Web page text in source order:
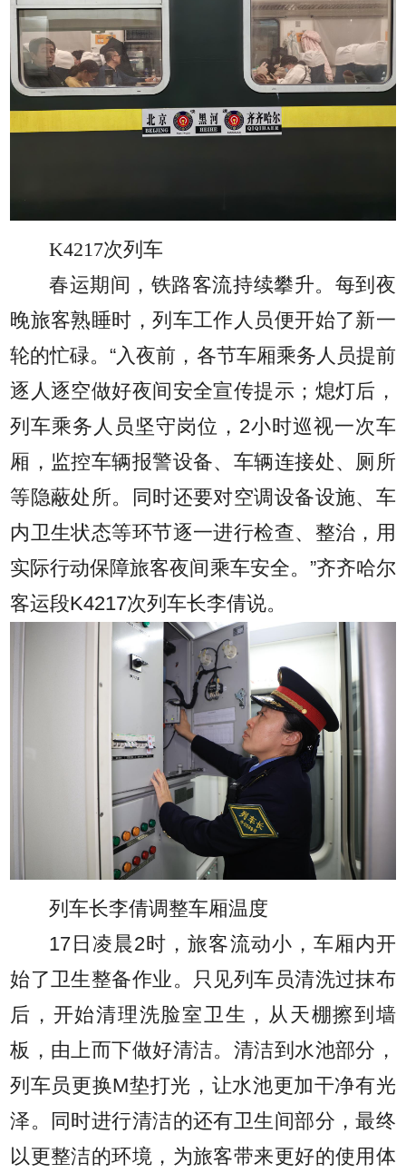
K4217次列车
春运期间，铁路客流持续攀升。每到夜
晚旅客熟睡时，列车工作人员便开始了新一
轮的忙碌。“入夜前，各节车厢乘务人员提前
逐人逐空做好夜间安全宣传提示；熄灯后，
列车乘务人员坚守岗位，2小时巡视一次车
厢，监控车辆报警设备、车辆连接处、厕所
等隐蔽处所。同时还要对空调设备设施、车
内卫生状态等环节逐一进行检查、整治，用
实际行动保障旅客夜间乘车安全。”齐齐哈尔
客运段K4217次列车长李倩说。
列车长李倩调整车厢温度
17日凌晨2时，旅客流动小，车厢内开
始了卫生整备作业。只见列车员清洗过抹布
后，开始清理洗脸室卫生，从天棚擦到墙
板，由上而下做好清洁。清洁到水池部分，
列车员更换M垫打光，让水池更加干净有光
泽。同时进行清洁的还有卫生间部分，最终
以更整洁的环境，为旅客带来更好的使用体